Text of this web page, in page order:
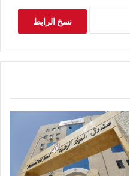
نسخ الرابط